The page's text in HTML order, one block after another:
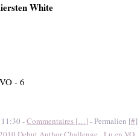
White
- 6
11:30 -Commentaires […] - Permalien [#]